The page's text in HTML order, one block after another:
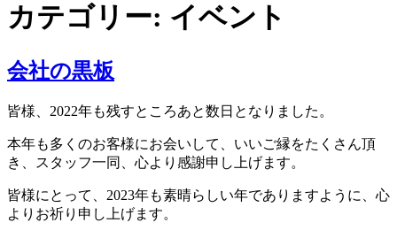
カテゴリー: イベント
会社の黒板
皆様、2022年も残すところあと数日となりました。
本年も多くのお客様にお会いして、いいご縁をたくさん頂
き、スタッフ一同、心より感謝申し上げます。
皆様にとって、2023年も素晴らしい年でありますように、心
よりお祈り申し上げます。